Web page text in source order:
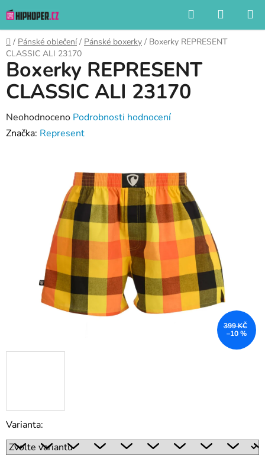
na
obsah
Hledat
KOŠÍK
Domů
/ Pánské oblečení / Pánské boxerky / Boxerky REPRESENT
CLASSIC ALI 23170
Varianta:
Boxerky REPRESENT
CLASSIC ALI 23170
Průměrné
hodnocení
Neohodnoceno Podrobnosti hodnocení
Značka: Represent
399 KČ
–10 %